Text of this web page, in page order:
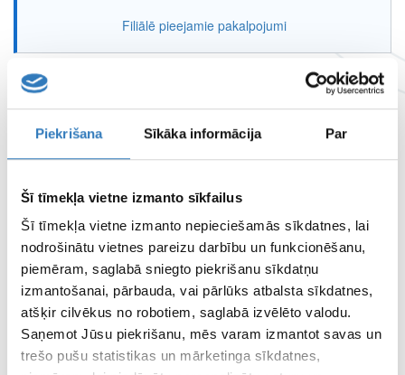
Piekrišana Sīkāka informācija Par
Šī tīmekļa vietne izmanto sīkfailus
Šī tīmekļa vietne izmanto nepieciešamās sīkdatnes, lai
nodrošinātu vietnes pareizu darbību un funkcionēšanu,
piemēram, saglabā sniegto piekrišanu sīkdatņu
izmantošanai, pārbauda, vai pārlūks atbalsta sīkdatnes,
atšķir cilvēkus no robotiem, saglabā izvēlēto valodu.
Saņemot Jūsu piekrišanu, mēs varam izmantot savas un
trešo pušu statistikas un mārketinga sīkdatnes,
Filiālē pieejamie pakalpojumi
SPECIĀLISTI
SIA “Vizuālā diagnostika” speciālisti
Apskati apdrošinātājus šeit
ATTĀLINĀTĀS DIAGNOSTIKAS CENTRS
FILIĀĻU DARBA LAIKI
LAPAS